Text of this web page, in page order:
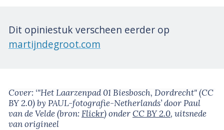
Dit opiniestuk verscheen eerder op
martijndegroot.com
Cover: ‘"Het Laarzenpad 01 Biesbosch, Dordrecht" (CC
BY 2.0) by PAUL-fotografie-Netherlands’door Paul
van de Velde(bron: Flickr)onderCC BY 2.0, uitsnede
van origineel